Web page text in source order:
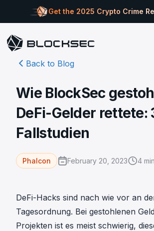
Get the 2025 Crypto Crime
Back to Blog
Wie BlockSec
DeFi-Gelder rettete:
Fallstudien
Phalcon February 20, 2023 4
DeFi-Hacks sind nach wie vor an
Tagesordnung. Bei gestohlenen
Projekten ist es meist schwierig,